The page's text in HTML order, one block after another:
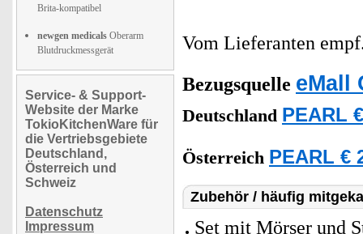
Brita-kompatibel
newgen medicals Oberarm
Blutdruckmessgerät
Service- & Support-
Website der Marke
TokioKitchenWare für
die Vertriebsgebiete
Deutschland,
Österreich und
Schweiz
Datenschutz
Impressum
Vom Lieferanten
Bezugsquelle eMall
Deutschland PEARL
Österreich PEARL €
Zubehör / häufig
Set mit Mörser und